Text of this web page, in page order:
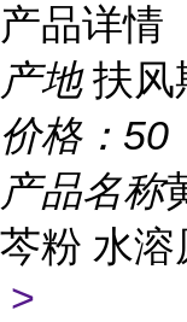
产品详情
产地 扶风
价格： 50
产品名称
芩粉 水溶
>